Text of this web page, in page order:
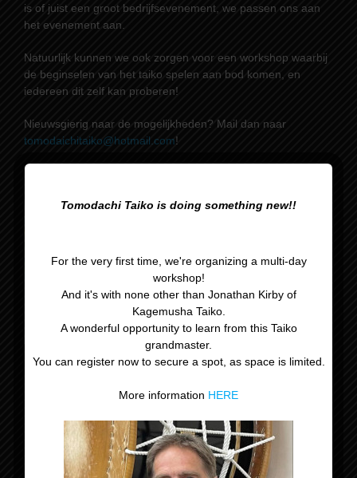
is of juist een groot bedrijfsevenement, we passen ons aan
het evenement aan.
Natuurlijk kunnen we ook zorgen voor een workshop waarbij
de beginselen van het taiko spelen aan bod komen, en
iedereen dit zelf kan proberen!
Nieuwsgierig naar de mogelijkheden? Mail dan naar
tomodaichitaiko@hotmail.com!
Tomodachi Taiko is doing something new!!
For the very first time, we're organizing a multi-day
workshop!
And it's with none other than Jonathan Kirby of
Kagemusha Taiko.
A wonderful opportunity to learn from this Taiko
grandmaster.
You can register now to secure a spot, as space is limited.
More information HERE